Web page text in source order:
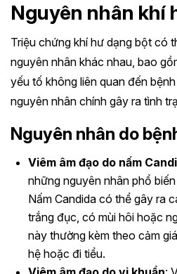
Nguyên nhân khí
Triệu chứng khí hư dạng bột có
nguyên nhân khác nhau, bao
yếu tố không liên quan đến
nguyên nhân chính gây ra tình
Nguyên nhân do
Viêm âm đạo do nấm
những nguyên nhân phổ
Nấm Candida có thể gây ra
trắng đục, có mùi hôi hoặc
này thường kèm theo cảm
hệ hoặc đi tiểu.